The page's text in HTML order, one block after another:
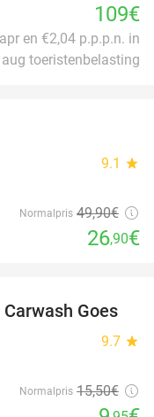
109€
en €2,04 p.p.p.n. in
toeristenbelasting
9.1 star
Normalpris 49,90€
26,90€
36%
Goes
9.7 star
Normalpris 15,50€